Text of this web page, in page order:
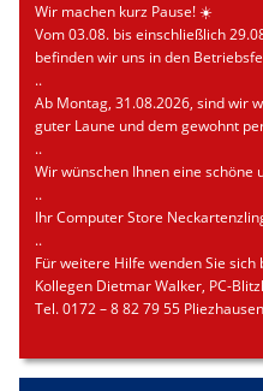
Wir machen kurz Pause! ☀️
Vom 03.08. bis einschließlich
befinden wir uns in den
..
Ab Montag, 31.08.2026, sind wir
guter Laune und dem gewohnt
..
Wir wünschen Ihnen eine
..
Ihr Computer Store
..
Für weitere Hilfe wenden Sie
Kollegen Dietmar Walker, PC-
Tel. 0172 – 8 82 79 55 Pliezhausen